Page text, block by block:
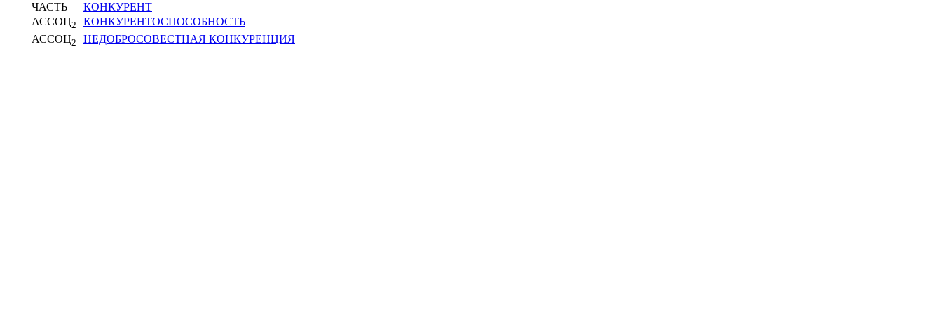
ЧАСТЬ
КОНКУРЕНТ
АССОЦ2
КОНКУРЕНТОСПОСОБНОСТЬ
АССОЦ2 НЕДОБРОСОВЕСТНАЯ КОНКУРЕНЦИЯ